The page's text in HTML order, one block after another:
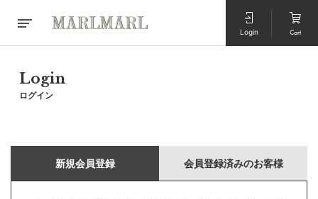
Login Cart
Login
ログイン
新規会員登録 会員登録済みのお客様